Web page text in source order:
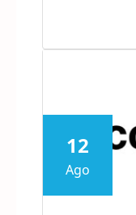
12
Ago